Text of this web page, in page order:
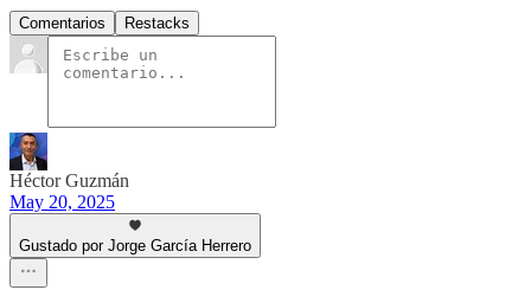
Comentarios Restacks
Héctor Guzmán
May 20, 2025
Gustado por Jorge García Herrero